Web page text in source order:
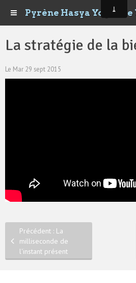
La stratégie de la
Le Mar 29 sept 2015
Précédent : La
milliseconde de
l'instant présent